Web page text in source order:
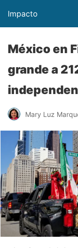
Impacto
México en
grande a
Mary Luz